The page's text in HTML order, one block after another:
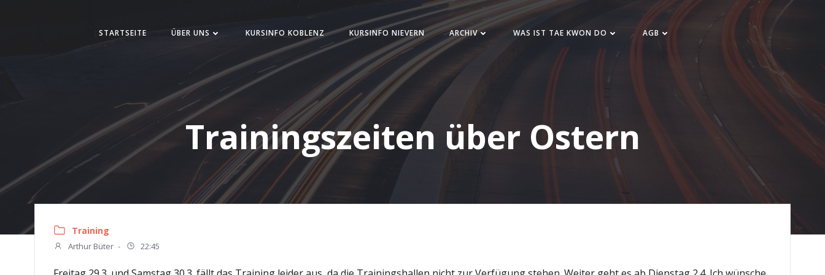
STARTSEITE ÜBER UNS KURSINFO KOBLENZ KURSINFO NIEVERN ARCHIV WAS IST TAE KWON DO AGB
Trainingszeiten über Ostern
Training
Arthur Büter - 22:45